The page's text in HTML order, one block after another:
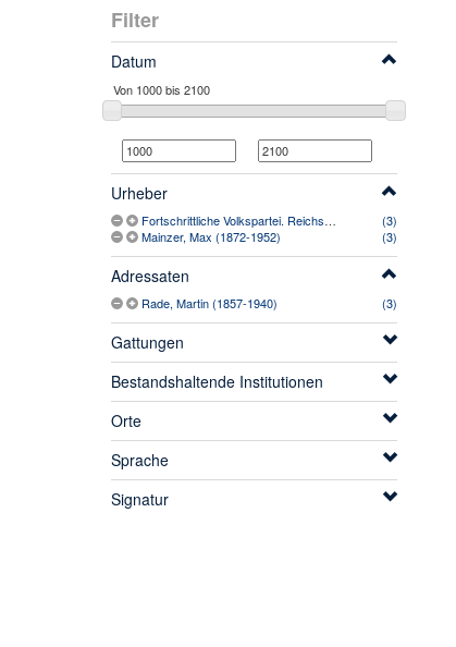
Filter
Datum
Urheber
Fortschrittliche Volkspartei. Reichstagswahlkreis Dillenburg-Oberwesterwald (Nassau 5). Organisationsausschuss (1911-)
(3)
Mainzer, Max (1872-1952)
(3)
Adressaten
Rade, Martin (1857-1940) (3)
Gattungen
Bestandshaltende Institutionen
Orte
Sprache
Signatur